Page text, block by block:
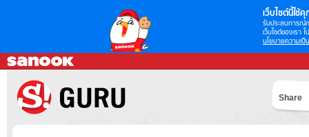
เว็บไซต์นี้ใช้คุ
รับประสบการณ์
เว็บไซต์ของเรา
นโยบายความเป็
Share